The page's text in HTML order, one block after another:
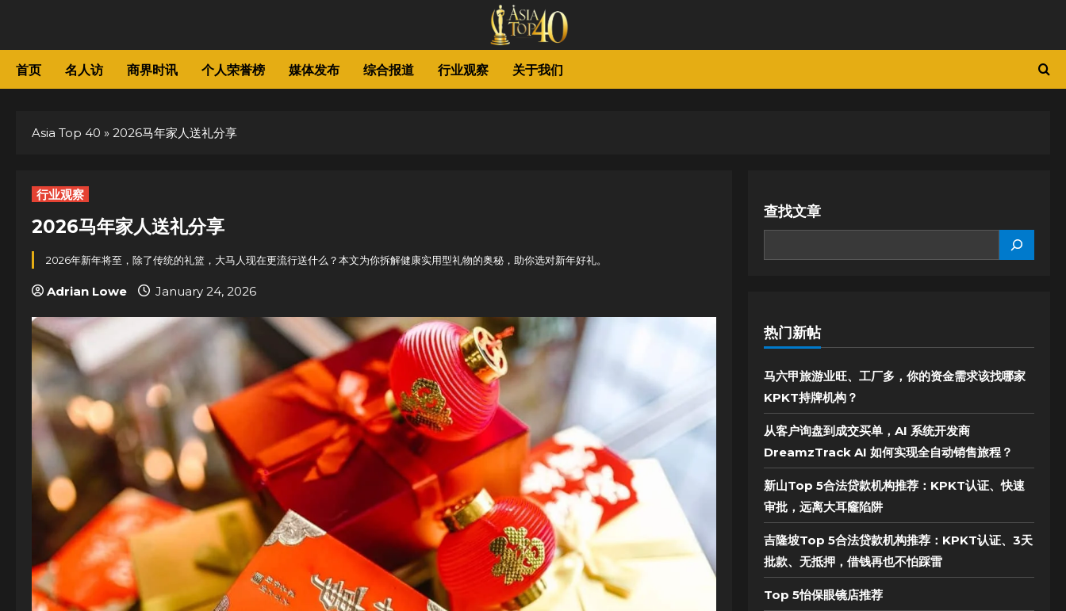
content
首页 名人访 商界时讯 个人荣誉榜 媒体发布 综合报道 行业观察 关于我们
Asia Top 40 » 2026马年家人送礼分享
行业观察
2026马年家人送礼分享
2026年新年将至，除了传统的礼篮，大马人现在更流行送什么？本文为你拆解健康实用型礼物的奥秘，助你选对新年好礼。
Adrian Lowe January 24, 2026
查找文章
热门新帖
马六甲旅游业旺、工厂多，你的资金需求该找哪家
KPKT持牌机构？
从客户询盘到成交买单，AI 系统开发商
DreamzTrack AI 如何实现全自动销售旅程？
新山Top 5合法贷款机构推荐：KPKT认证、快速
审批，远离大耳窿陷阱
吉隆坡Top 5合法贷款机构推荐：KPKT认证、3天
批款、无抵押，借钱再也不怕踩雷
Top 5怡保眼镜店推荐